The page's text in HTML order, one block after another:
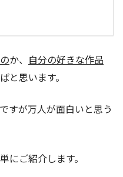
か、 自分の好きな作品
と思います。
すが万人が面白いと思う
にご紹介します。